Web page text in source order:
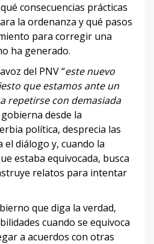
consecuencias prácticas
la ordenanza y qué pasos
para corregir una
ha generado.
del PNV “este nuevo
que estamos ante un
repetirse con demasiada
gobierna desde la
política, desprecia las
el diálogo y, cuando la
estaba equivocada, busca
relatos para intentar
que diga la verdad,
cuando se equivoca
a acuerdos con otras